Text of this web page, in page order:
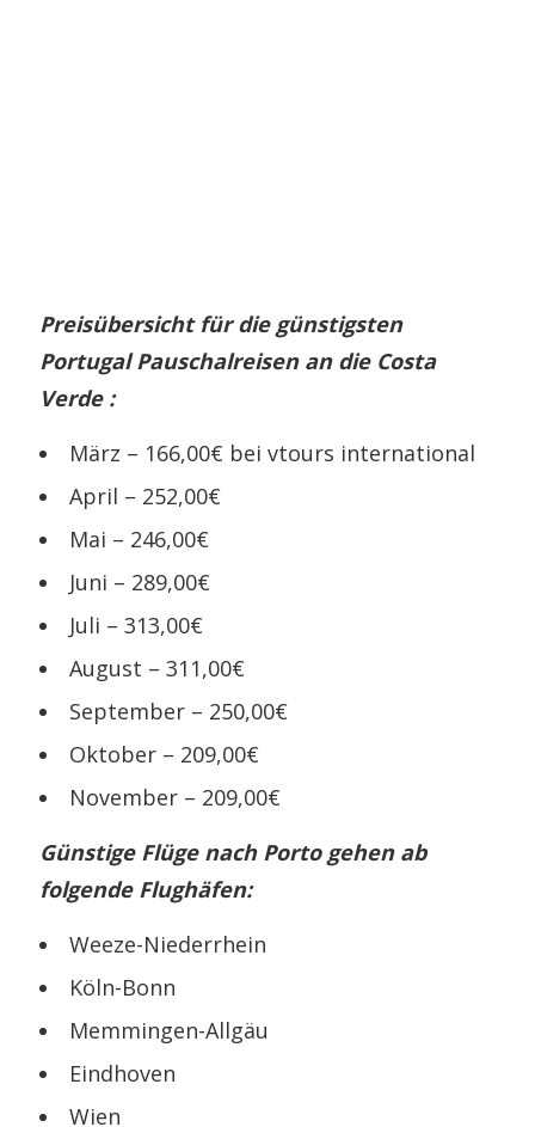
Preisübersicht für die günstigsten
Portugal Pauschalreisen an die Costa
Verde :
März – 166,00€ bei vtours international
April – 252,00€
Mai – 246,00€
Juni – 289,00€
Juli – 313,00€
August – 311,00€
September – 250,00€
Oktober – 209,00€
November – 209,00€
Günstige Flüge nach Porto gehen ab
folgende Flughäfen:
Weeze-Niederrhein
Köln-Bonn
Memmingen-Allgäu
Eindhoven
Wien